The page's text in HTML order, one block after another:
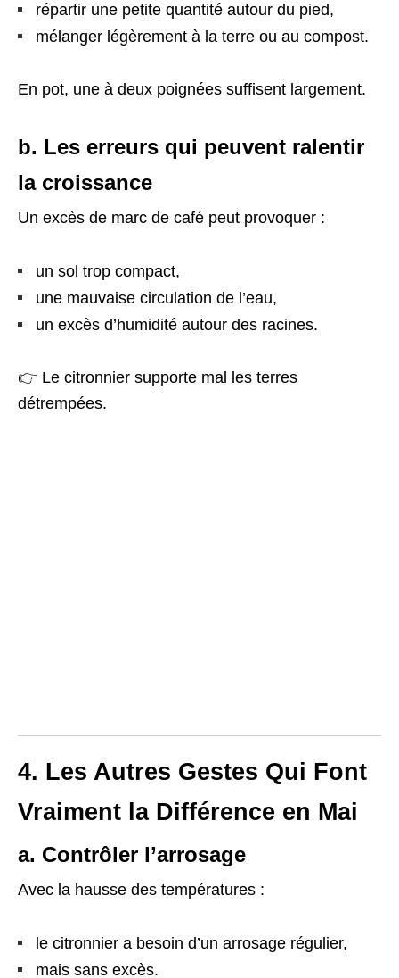
répartir une petite quantité autour du pied,
mélanger légèrement à la terre ou au compost.
En pot, une à deux poignées suffisent largement.
b. Les erreurs qui peuvent ralentir
la croissance
Un excès de marc de café peut provoquer :
un sol trop compact,
une mauvaise circulation de l’eau,
un excès d’humidité autour des racines.
👉 Le citronnier supporte mal les terres
détrempées.
4. Les Autres Gestes Qui Font
Vraiment la Différence en Mai
a. Contrôler l’arrosage
Avec la hausse des températures :
le citronnier a besoin d’un arrosage régulier,
mais sans excès.